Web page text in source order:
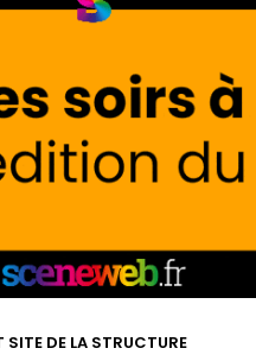
SITE DE LA STRUCTURE